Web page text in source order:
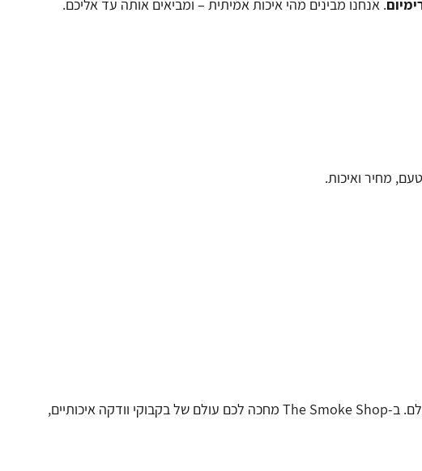
. אנחנו מבינים מהי איכות אמיתית – ומביאים אותה עד אליכם.
מחיר ואיכות.
בין אם מדובר בערב חגיגי, מתנה או פינוק אישי – הזמינו אלכוהול וודקה מהקטגוריה שלנו ותיהנו ממבחר מותגים מכל העולם. ב-The Smoke Shop מחכה לכם עולם של בקבוקי וודקה איכותיים,